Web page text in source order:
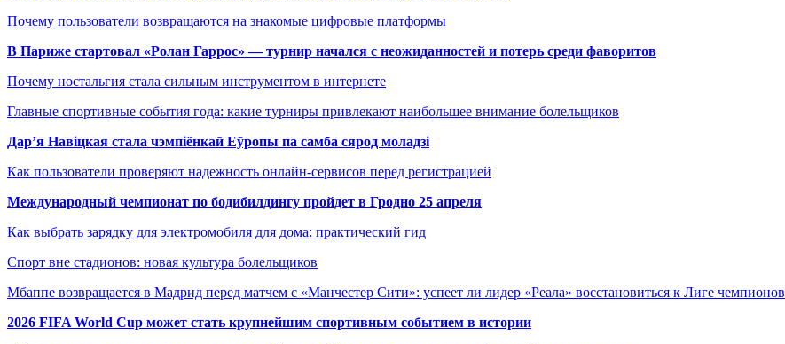
Почему пользователи возвращаются на знакомые цифровые платформы
В Париже стартовал «Ролан Гаррос» — турнир начался с неожиданностей и потерь среди фаворитов
Почему ностальгия стала сильным инструментом в интернете
Главные спортивные события года: какие турниры привлекают наибольшее внимание болельщиков
Дар’я Навіцкая стала чэмпіёнкай Еўропы па самба сярод моладзі
Как пользователи проверяют надежность онлайн-сервисов перед регистрацией
Международный чемпионат по бодибилдингу пройдет в Гродно 25 апреля
Как выбрать зарядку для электромобиля для дома: практический гид
Спорт вне стадионов: новая культура болельщиков
Мбаппе возвращается в Мадрид перед матчем с «Манчестер Сити»: успеет ли лидер «Реала» восстановиться к Лиге чемпионов
2026 FIFA World Cup может стать крупнейшим спортивным событием в истории